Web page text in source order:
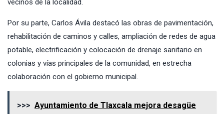
vecinos de la localidad.
Por su parte, Carlos Ávila destacó las obras de pavimentación,
rehabilitación de caminos y calles, ampliación de redes de agua
potable, electrificación y colocación de drenaje sanitario en
colonias y vías principales de la comunidad, en estrecha
colaboración con el gobierno municipal.
>>> Ayuntamiento de Tlaxcala mejora desagüe